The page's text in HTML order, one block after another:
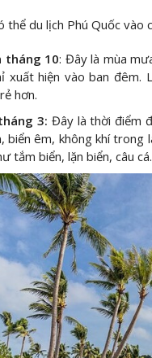
thể du lịch Phú Quốc vào
tháng 10: Đây là mùa
xuất hiện vào ban đêm.
hơn.
3: Đây là thời điểm
biển êm, không khí trong
tắm biển, lặn biển, câu